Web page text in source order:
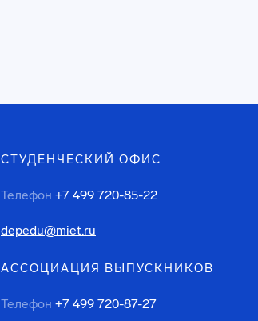
СТУДЕНЧЕСКИЙ ОФИС
Телефон +7 499 720-85-22
depedu@miet.ru
АССОЦИАЦИЯ ВЫПУСКНИКОВ
Телефон +7 499 720-87-27